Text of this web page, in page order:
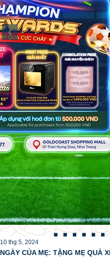
NGÀY CỦA MẸ: TẶNG MẸ QUÀ
10 thg 5, 2024